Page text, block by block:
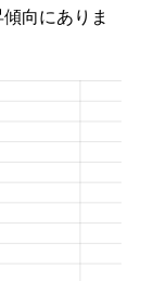
向にありま